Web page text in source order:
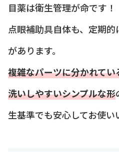
目薬は衛生管理が命です！
点眼補助具自体も、定期
があります。
複雑なパーツに分かれて
洗いしやすいシンプルな形
生基準でも安心してお使い